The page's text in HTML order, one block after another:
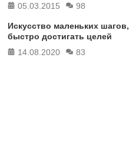
05.03.2015
98
Искусство маленьких
быстро достигать целей
14.08.2020
83